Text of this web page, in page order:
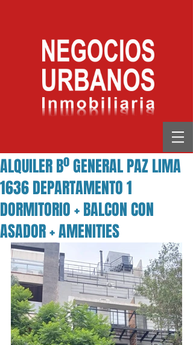
ALQUILER Bº GENERAL PAZ LIMA
1636 DEPARTAMENTO 1
DORMITORIO + BALCON CON
ASADOR + AMENITIES